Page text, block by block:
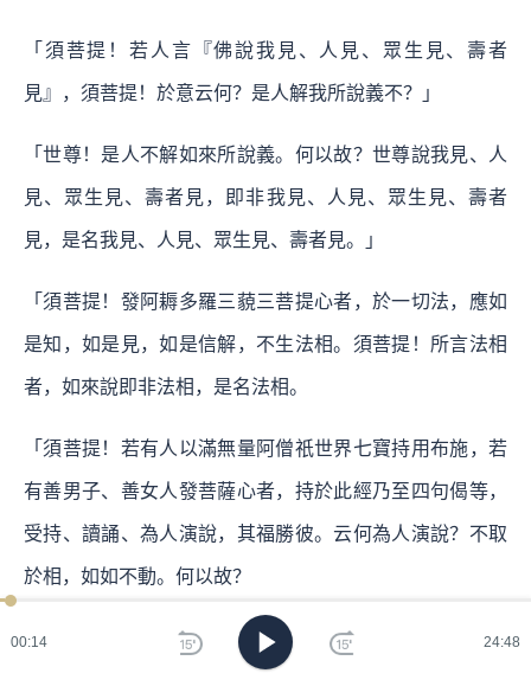
00:15 24:48
「須菩提！若人言『佛說我見、人見、眾生見、壽者
見』，須菩提！於意云何？是人解我所說義不？」
「世尊！是人不解如來所說義。何以故？世尊說我見、人
見、眾生見、壽者見，即非我見、人見、眾生見、壽者
見，是名我見、人見、眾生見、壽者見。」
「須菩提！發阿耨多羅三藐三菩提心者，於一切法，應如
是知，如是見，如是信解，不生法相。須菩提！所言法相
者，如來說即非法相，是名法相。
「須菩提！若有人以滿無量阿僧祇世界七寶持用布施，若
有善男子、善女人發菩薩心者，持於此經乃至四句偈等，
受持、讀誦、為人演說，其福勝彼。云何為人演說？不取
於相，如如不動。何以故？
「一切有為法，